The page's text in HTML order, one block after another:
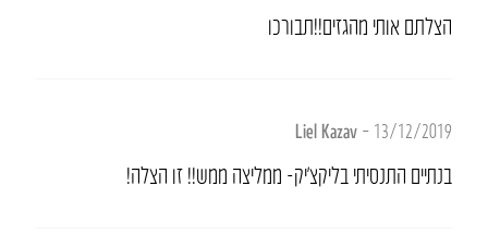
הצלתם אותי מהגזים!!תבורכו
Liel Kazav – 13/12/2019
בנתיים התנסיתי בליקצ’יק- ממליצה ממש!! זו הצלה!